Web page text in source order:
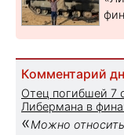
Комментарий
Отец погибшей 7
Либермана в
«Можно